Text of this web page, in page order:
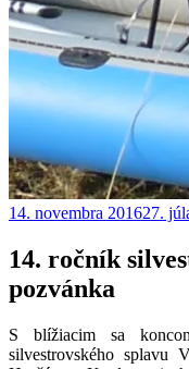
Publikované
14. novembra 201627.
14. ročník
pozvánka
S blížiacim sa
silvestrovského